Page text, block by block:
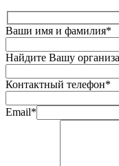
Ваши имя и фамилия*
Найдите Вашу
Контактный телефон*
Email*